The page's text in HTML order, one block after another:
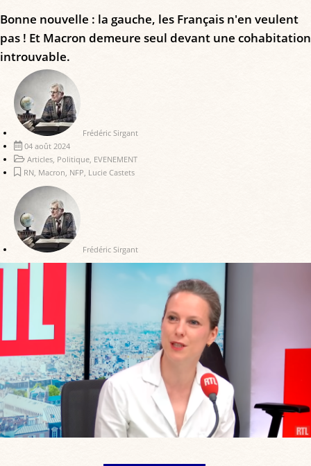
Bonne nouvelle : la gauche, les Français n'en veulent
pas ! Et Macron demeure seul devant une cohabitation
introuvable.
Frédéric Sirgant
04 août 2024
Articles, Politique, EVENEMENT
RN, Macron, NFP, Lucie Castets
Frédéric Sirgant